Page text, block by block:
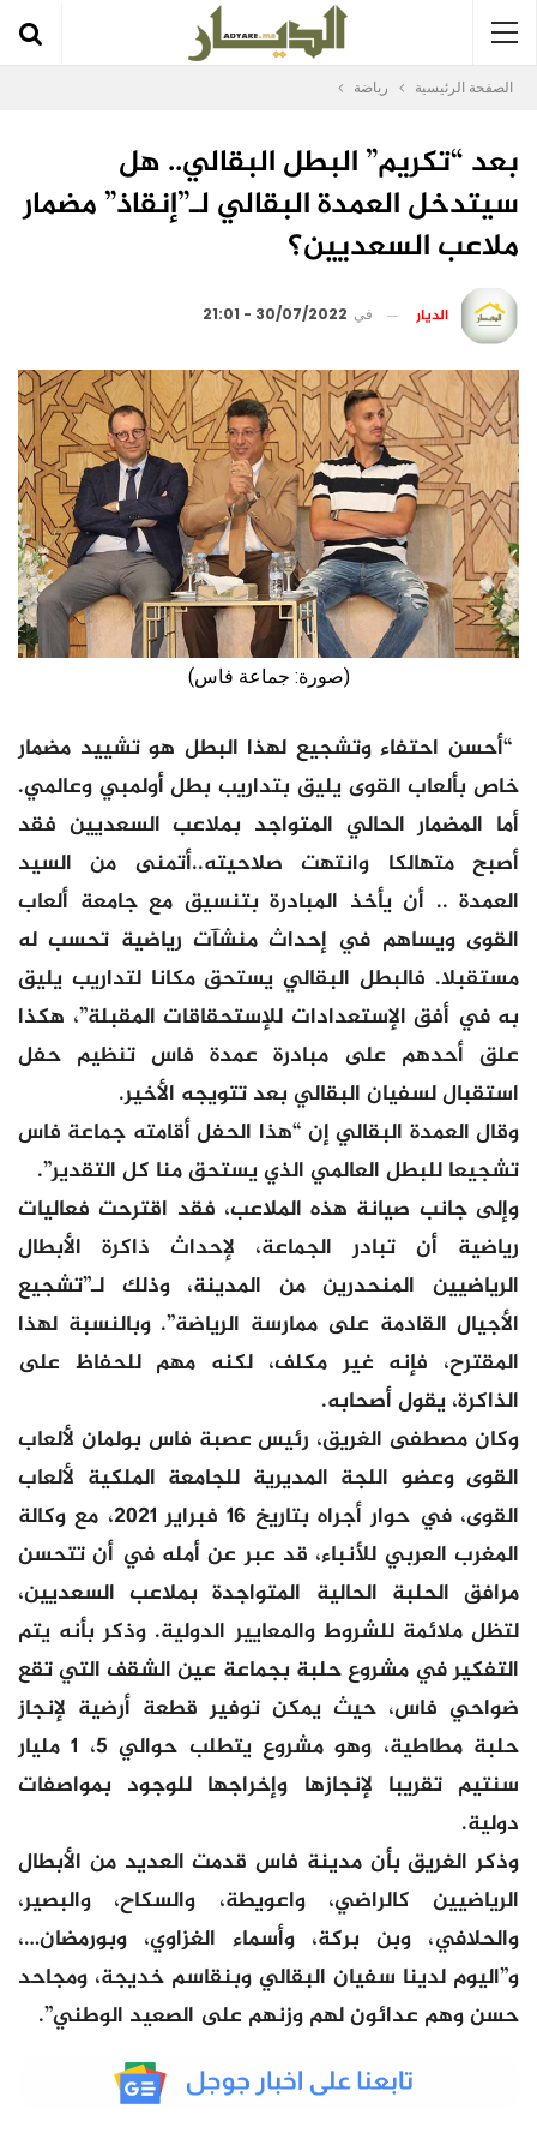
الصفحة الرئيسية رياضة
بعد “تكريم” البطل البقالي.. هل
سيتدخل العمدة البقالي لـ”إنقاذ” مضمار
ملاعب السعديين؟
الديار في 30/07/2022 - 21:01
(صورة: جماعة فاس)
“أحسن احتفاء وتشجيع لهذا البطل هو تشييد مضمار
خاص بألعاب القوى يليق بتداريب بطل أولمبي وعالمي.
أما المضمار الحالي المتواجد بملاعب السعديين فقد
أصبح متهالكا وانتهت صلاحيته..أتمنى من السيد
العمدة .. أن يأخذ المبادرة بتنسيق مع جامعة ألعاب
القوى ويساهم في إحداث منشآت رياضية تحسب له
مستقبلا. فالبطل البقالي يستحق مكانا لتداريب يليق
به في أفق الإستعدادات للإستحقاقات المقبلة”، هكذا
علق أحدهم على مبادرة عمدة فاس تنظيم حفل
استقبال لسفيان البقالي بعد تتويجه الأخير.
وقال العمدة البقالي إن “هذا الحفل أقامته جماعة فاس
تشجيعا للبطل العالمي الذي يستحق منا كل التقدير”.
وإلى جانب صيانة هذه الملاعب، فقد اقترحت فعاليات
رياضية أن تبادر الجماعة، لإحداث ذاكرة الأبطال
الرياضيين المنحدرين من المدينة، وذلك لـ”تشجيع
الأجيال القادمة على ممارسة الرياضة”. وبالنسبة لهذا
المقترح، فإنه غير مكلف، لكنه مهم للحفاظ على
الذاكرة، يقول أصحابه.
وكان مصطفى الغريق، رئيس عصبة فاس بولمان لألعاب
القوى وعضو اللجة المديرية للجامعة الملكية لألعاب
القوى، في حوار أجراه بتاريخ 16 فبراير 2021، مع وكالة
المغرب العربي للأنباء، قد عبر عن أمله في أن تتحسن
مرافق الحلبة الحالية المتواجدة بملاعب السعديين،
لتظل ملائمة للشروط والمعايير الدولية. وذكر بأنه يتم
التفكير في مشروع حلبة بجماعة عين الشقف التي تقع
ضواحي فاس، حيث يمكن توفير قطعة أرضية لإنجاز
حلبة مطاطية، وهو مشروع يتطلب حوالي 5، 1 مليار
سنتيم تقريبا لإنجازها وإخراجها للوجود بمواصفات
دولية.
وذكر الغريق بأن مدينة فاس قدمت العديد من الأبطال
الرياضيين كالراضي، واعويطة، والسكاح، والبصير،
والحلافي، وبن بركة، وأسماء الغزاوي، وبورمضان…،
و”اليوم لدينا سفيان البقالي وبنقاسم خديجة، ومجاحد
حسن وهم عدائون لهم وزنهم على الصعيد الوطني”.